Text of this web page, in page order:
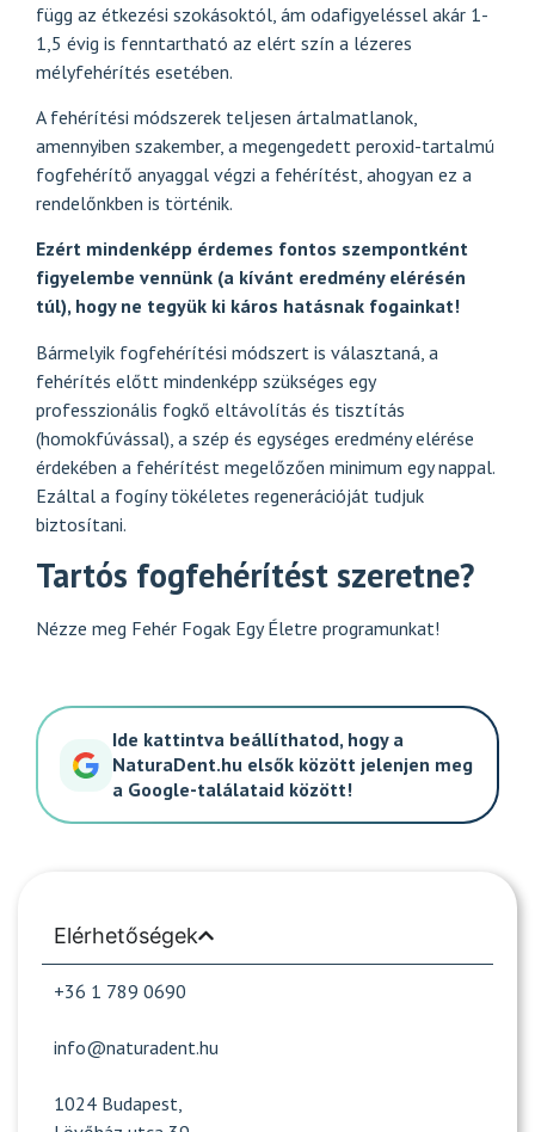
függ az étkezési szokásoktól, ám odafigyeléssel akár 1-
1,5 évig is fenntartható az elért szín a lézeres
mélyfehérítés esetében.
A fehérítési módszerek teljesen ártalmatlanok,
amennyiben szakember, a megengedett peroxid-tartalmú
fogfehérítő anyaggal végzi a fehérítést, ahogyan ez a
rendelőnkben is történik.
Ezért mindenképp érdemes fontos szempontként
figyelembe vennünk (a kívánt eredmény elérésén
túl), hogy ne tegyük ki káros hatásnak fogainkat!
Bármelyik fogfehérítési módszert is választaná, a
fehérítés előtt mindenképp szükséges egy
professzionális fogkő eltávolítás és tisztítás
(homokfúvással), a szép és egységes eredmény elérése
érdekében a fehérítést megelőzően minimum egy nappal.
Ezáltal a fogíny tökéletes regenerációját tudjuk
biztosítani.
Tartós fogfehérítést szeretne?
Nézze meg Fehér Fogak Egy Életre programunkat!
Ide kattintva beállíthatod, hogy a
NaturaDent.hu elsők között jelenjen meg
a Google-találataid között!
Elérhetőségek
+36 1 789 0690
info@naturadent.hu
1024 Budapest,